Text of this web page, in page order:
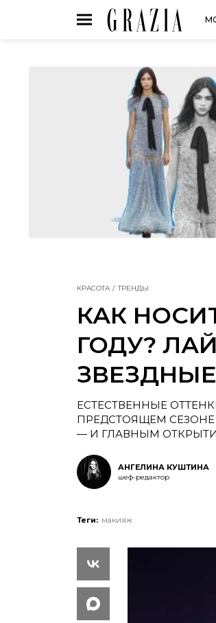
КРАСОТА ТРЕНДЫ
КАК
ГОДУ?
ЕСТЕСТВЕННЫЕ
ПРЕДСТОЯЩЕМ
— И ГЛАВНЫМ
АНГЕЛИНА КУШТИНА
шеф-редактор
Теги: макияж